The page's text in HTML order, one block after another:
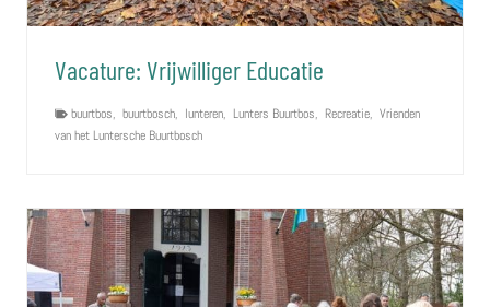
Vacature: Vrijwilliger Educatie
buurtbos, buurtbosch, lunteren, Lunters Buurtbos, Recreatie, Vrienden
van het Luntersche Buurtbosch